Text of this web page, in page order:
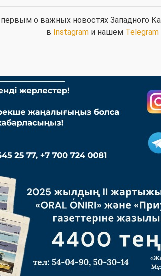
первым о важных новостях Западного
в Instagramи нашем Telegram